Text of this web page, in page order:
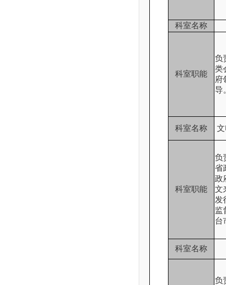
科室名称
科室职能
负
类
府
导
科室名称
科室职能
负
省
政
文
发
监
台
科室名称
负